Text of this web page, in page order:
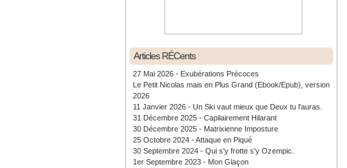
Articles RÉCents
27 Mai 2026 - Exubérations Précoces
Le Petit Nicolas mais en Plus Grand (Ebook/Epub), version
2026
11 Janvier 2026 - Un Ski vaut mieux que Deux tu l'auras.
31 Décembre 2025 - Capilairement Hilarant
30 Décembre 2025 - Matrixienne Imposture
25 Octobre 2024 - Attaque en Piqué
30 Septembre 2024 - Qui s'y frotte s'y Ozempic.
1er Septembre 2023 - Mon Glaçon